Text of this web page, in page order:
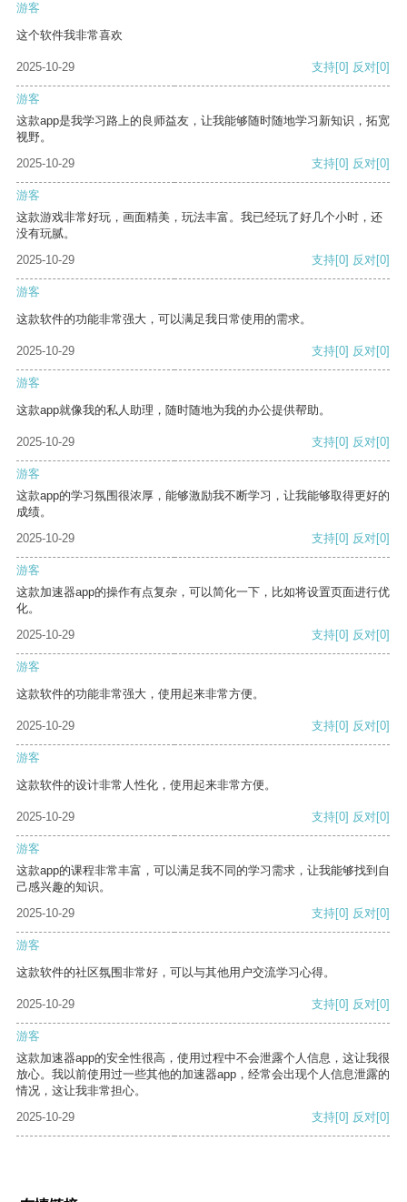
游客
这个软件我非常喜欢
2025-10-29 支持[0] 反对[0]
游客
这款app是我学习路上的良师益友，让我能够随时随地学习新知识，拓宽
视野。
2025-10-29
支持[0] 反对[0]
游客
这款游戏非常好玩，画面精美，玩法丰富。我已经玩了好几个小时，还
没有玩腻。
2025-10-29
支持[0] 反对[0]
游客
这款软件的功能非常强大，可以满足我日常使用的需求。
2025-10-29 支持[0] 反对[0]
游客
这款app就像我的私人助理，随时随地为我的办公提供帮助。
2025-10-29 支持[0] 反对[0]
游客
这款app的学习氛围很浓厚，能够激励我不断学习，让我能够取得更好的
成绩。
2025-10-29
支持[0] 反对[0]
游客
这款加速器app的操作有点复杂，可以简化一下，比如将设置页面进行优
化。
2025-10-29
支持[0] 反对[0]
游客
这款软件的功能非常强大，使用起来非常方便。
2025-10-29 支持[0] 反对[0]
游客
这款软件的设计非常人性化，使用起来非常方便。
2025-10-29 支持[0] 反对[0]
游客
这款app的课程非常丰富，可以满足我不同的学习需求，让我能够找到自
己感兴趣的知识。
2025-10-29
支持[0] 反对[0]
游客
这款软件的社区氛围非常好，可以与其他用户交流学习心得。
2025-10-29 支持[0] 反对[0]
游客
这款加速器app的安全性很高，使用过程中不会泄露个人信息，这让我很
放心。我以前使用过一些其他的加速器app，经常会出现个人信息泄露的
情况，这让我非常担心。
2025-10-29
支持[0] 反对[0]